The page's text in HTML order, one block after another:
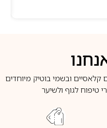
ובשמי בוטיק מיוחדים
טיפוח לגוף ולשיער